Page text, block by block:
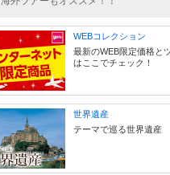
WEBコレクション
最新のWEB限定価格と
はここでチェック！
世界遺産
テーマで巡る世界遺産